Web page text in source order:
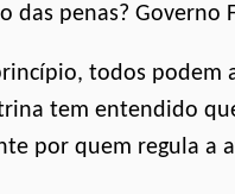
penas? Governo
todos
tem entendido
por quem regula a